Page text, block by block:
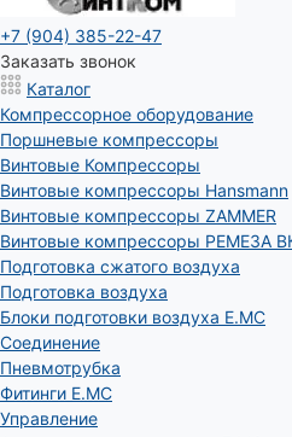
+7 (904) 385-22-47
Заказать звонок
Каталог
Компрессорное оборудование
Поршневые компрессоры
Винтовые Компрессоры
Винтовые компрессоры Hansmann
Винтовые компрессоры ZAMMER
Винтовые компрессоры РЕМЕЗА
Подготовка сжатого воздуха
Подготовка воздуха
Блоки подготовки воздуха E.MC
Соединение
Пневмотрубка
Фитинги E.MC
Управление